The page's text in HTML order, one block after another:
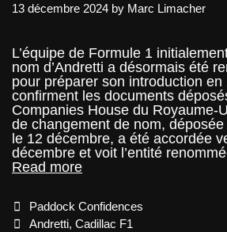
13 décembre 2024 by Marc Limacher
L’équipe de Formule 1
nom d’Andretti a désormais été
pour préparer son introduction
confirment les documents
Companies House du Royaume-
de changement de nom,
le 12 décembre, a été accordée
décembre et voit l’entité
Read moreAndretti
Cadillac
Racing
Categories
Paddock Confidences
Tags
Andretti,Cadillac F1